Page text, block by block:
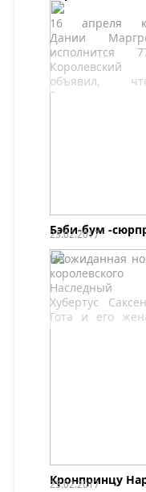
16 апреля
Дании
исполнится
объявил,
Величество в
Бэби-бум -
Неожиданная
Наследный
Хубертус
Гота и его
стали
23.02.2017
Кронпринцу
23.02.2017